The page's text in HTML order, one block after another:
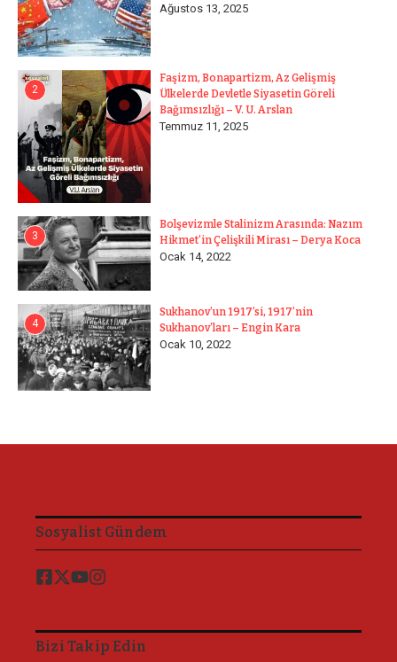
Ağustos 13, 2025
2
Faşizm, Bonapartizm, Az Gelişmiş
Ülkelerde Devletle Siyasetin Göreli
Bağımsızlığı – V. U. Arslan
Temmuz 11, 2025
3
Bolşevizmle Stalinizm Arasında: Nazım
Hikmet’in Çelişkili Mirası – Derya Koca
Ocak 14, 2022
4
Sukhanov’un 1917’si, 1917’nin
Sukhanov’ları – Engin Kara
Ocak 10, 2022
Sosyalist Gündem
Bizi Takip Edin